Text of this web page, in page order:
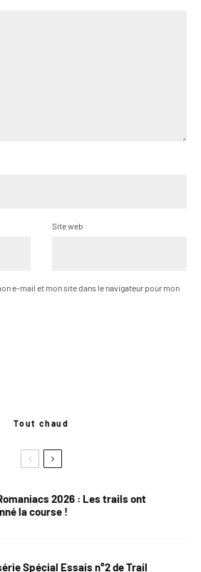
Site web
e-mail et mon site dans le navigateur pour mon
Tout chaud
2026 : Les trails ont
la course !
Spécial Essais n°2 de Trail